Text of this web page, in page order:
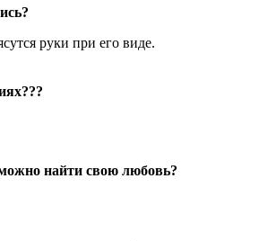
руки при его виде.
найти свою любовь?